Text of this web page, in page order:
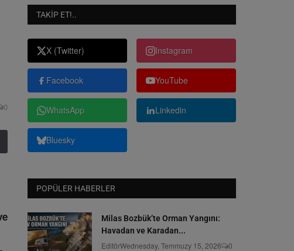
0
TAKIP ET!..
X (Twitter) Instagram
Facebook YouTube
WhatsApp Linkedin
Bluesky
POPÜLER HABERLER
Milas Bozbük’te Orman Yangını:
Havadan ve Karadan...
EditörWednesday, Temmuzy 15, 2026 0